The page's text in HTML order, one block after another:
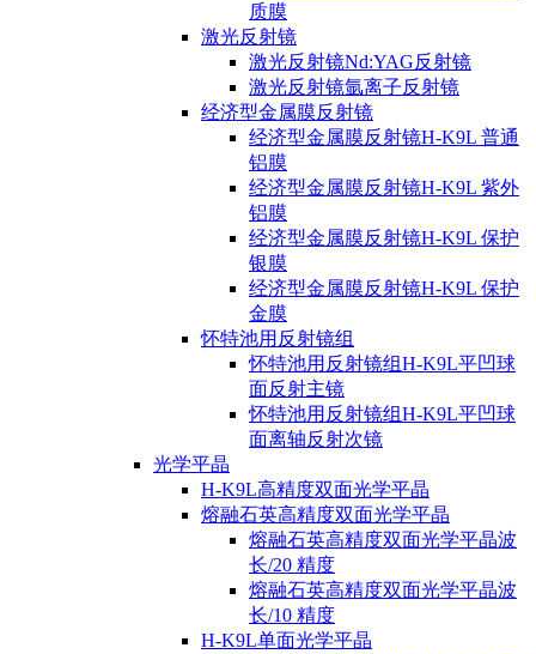
质膜
激光反射镜
激光反射镜Nd:YAG反射镜
激光反射镜氩离子反射镜
经济型金属膜反射镜
经济型金属膜反射镜H-K9L 普通
铝膜
经济型金属膜反射镜H-K9L 紫外
铝膜
经济型金属膜反射镜H-K9L 保护
银膜
经济型金属膜反射镜H-K9L 保护
金膜
怀特池用反射镜组
怀特池用反射镜组H-K9L平凹球
面反射主镜
怀特池用反射镜组H-K9L平凹球
面离轴反射次镜
光学平晶
H-K9L高精度双面光学平晶
熔融石英高精度双面光学平晶
熔融石英高精度双面光学平晶波
长/20 精度
熔融石英高精度双面光学平晶波
长/10 精度
H-K9L单面光学平晶